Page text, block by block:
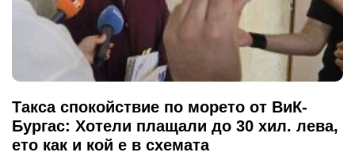
Такса спокойствие по морето от ВиК-
Бургас: Хотели плащали до 30 хил. лева,
ето как и кой е в схемата